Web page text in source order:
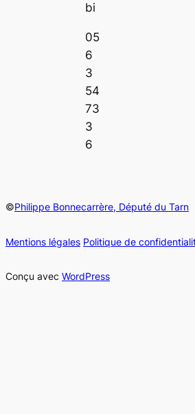
bi
05
6
3
54
73
3
6
©Philippe Bonnecarrère, Député du Tarn
Mentions légales Politique de
Conçu avec WordPress